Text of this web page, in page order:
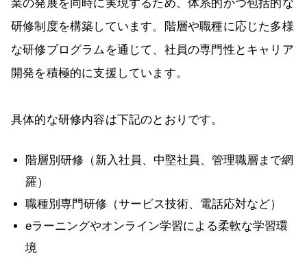
業の発展を同時に実現するため、体系的かつ包括的な
研修制度を構築しています。階層や職種に応じた多様
な研修プログラムを通じて、社員の専門性とキャリア
開発を積極的に支援しています。
具体的な研修内容は下記のとおりです。
階層別研修（新入社員、中堅社員、管理職層まで網
羅）
職種別専門研修（サービス技術、電話応対など）
eラーニングやオンライン学習による柔軟な学習環
境